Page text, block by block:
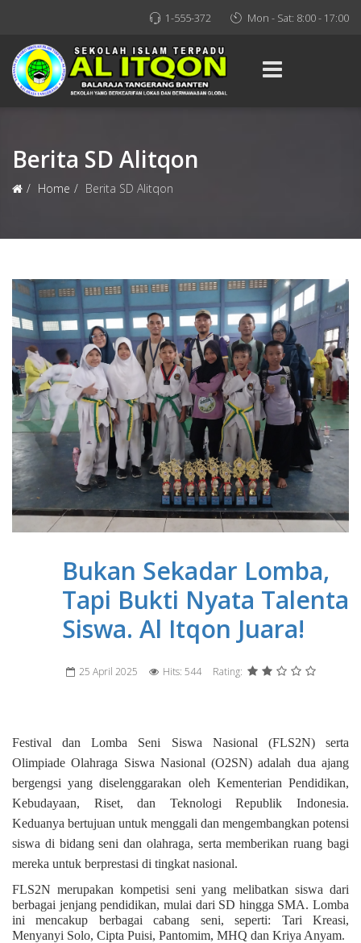
1-555-372 Mon - Sat: 8:00 - 17:00
Berita SD Alitqon
Home Berita SD Alitqon
Bukan Sekadar Lomba,
Tapi Bukti Nyata Talenta
Siswa. Al Itqon Juara!
25 April 2025 Hits: 544 Rating:
Festival dan Lomba Seni Siswa Nasional (FLS2N) serta
Olimpiade Olahraga Siswa Nasional (O2SN) adalah dua ajang
bergengsi yang diselenggarakan oleh Kementerian Pendidikan,
Kebudayaan, Riset, dan Teknologi Republik Indonesia.
Keduanya bertujuan untuk menggali dan mengembangkan potensi
siswa di bidang seni dan olahraga, serta memberikan ruang bagi
mereka untuk berprestasi di tingkat nasional.
FLS2N merupakan kompetisi seni yang melibatkan siswa dari
berbagai jenjang pendidikan, mulai dari SD hingga SMA. Lomba
ini mencakup berbagai cabang seni, seperti: Tari Kreasi,
Menyanyi Solo, Cipta Puisi, Pantomim, MHQ dan Kriya Anyam.